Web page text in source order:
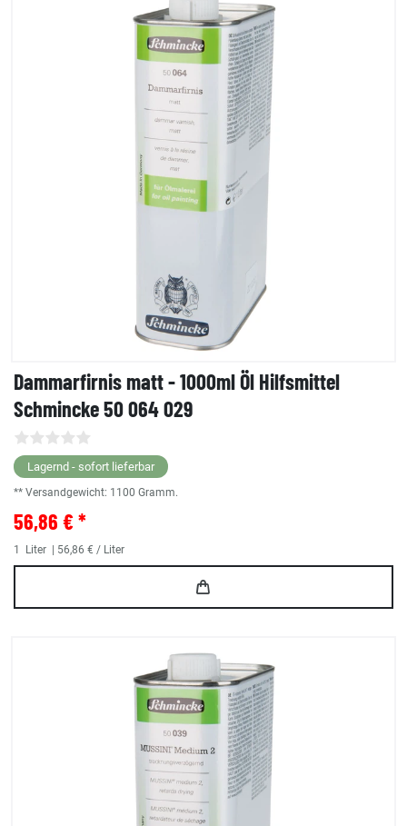
Dammarfirnis matt - 1000ml Öl Hilfsmittel
Schmincke 50 064 029
Lagernd - sofort lieferbar
** Versandgewicht: 1100 Gramm.
56,86 € *
1 Liter | 56,86 € / Liter